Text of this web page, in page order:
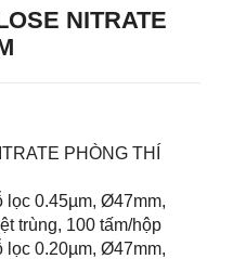
NITRATE
PHÒNG THÍ
lọc 0.45µm, Ø47mm,
trùng, 100 tấm/hộp
lọc 0.20µm, Ø47mm,